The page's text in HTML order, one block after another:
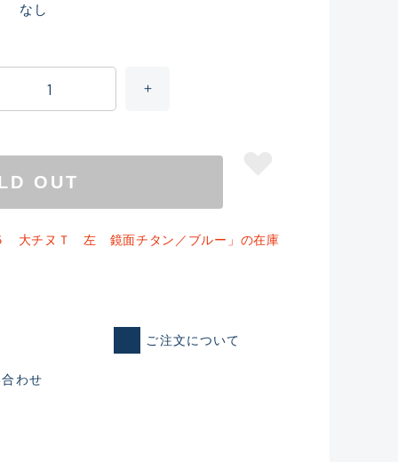
れた未使用
ものも含む
なし
OUT
５ 大チヌＴ 左 鏡面チタン／ブルー」の在庫
ご注文について
わせ